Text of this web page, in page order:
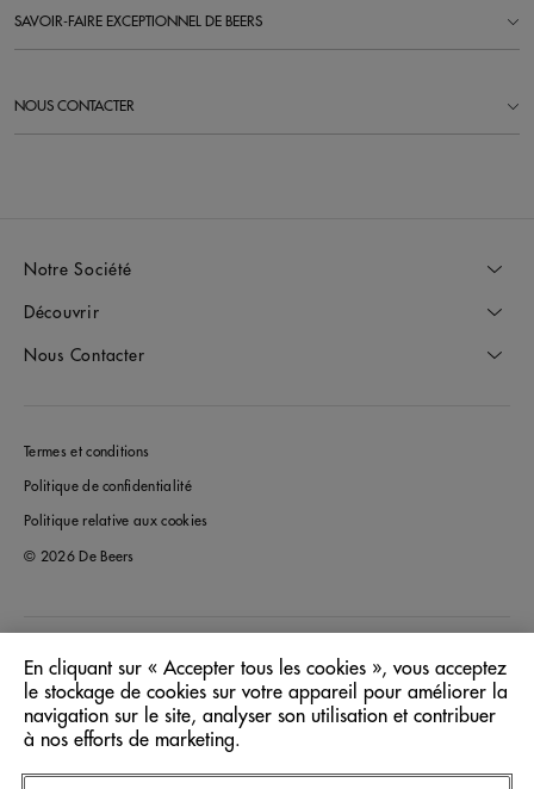
SAVOIR-FAIRE EXCEPTIONNEL DE BEERS
NOUS CONTACTER
Notre Société
Découvrir
Nous Contacter
Termes et conditions
Politique de confidentialité
Politique relative aux cookies
© 2026 De Beers
Canada
Langue: Français
En cliquant sur « Accepter tous les cookies », vous acceptez
le stockage de cookies sur votre appareil pour améliorer la
navigation sur le site, analyser son utilisation et contribuer
à nos efforts de marketing.